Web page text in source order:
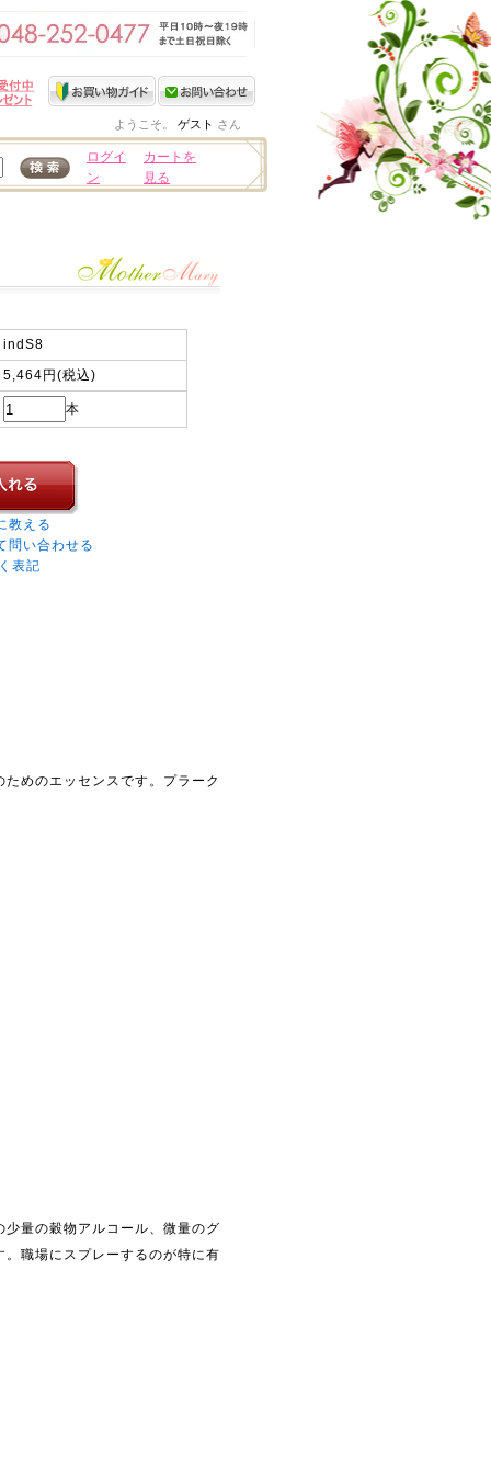
ようこそ。 ゲスト さん
ログイ
ン
カートを
見る
indS8
5,464円(税込)
本
教える
問い合わせる
表記
めのエッセンスです。プラーク
量の穀物アルコール、微量のグ
職場にスプレーするのが特に有